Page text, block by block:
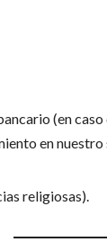
(en
en
religiosas).